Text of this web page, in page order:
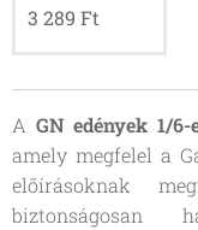
3 289 Ft
A GN edények 1/6-
amely megfelel a
előírásoknak
biztonságosan